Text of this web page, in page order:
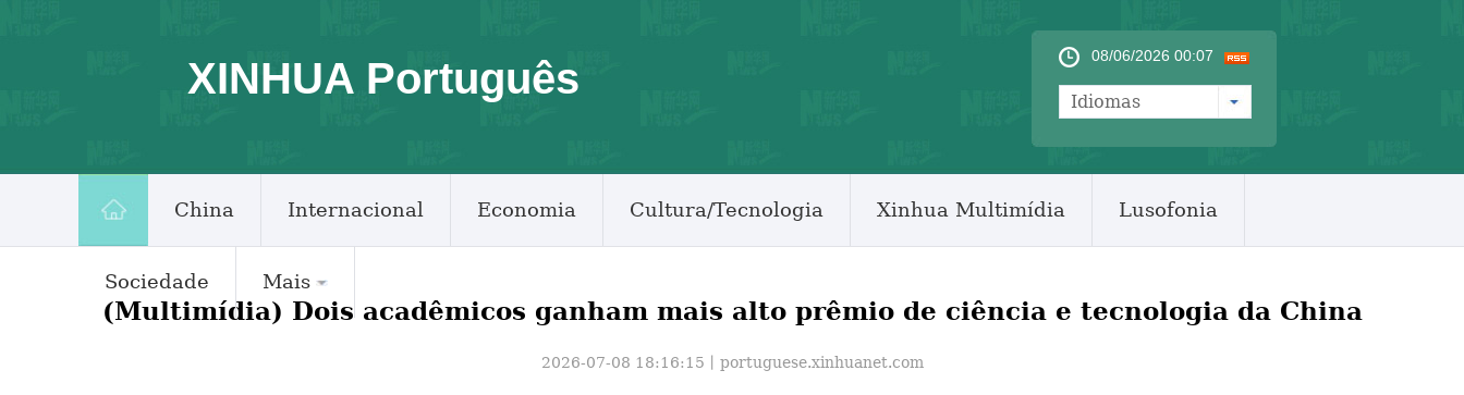
XINHUA Português 08/06/2026 00:07
Idiomas
China Internacional Economia Cultura/Tecnologia Xinhua Multimídia Lusofonia
Sociedade Mais
(Multimídia) Dois acadêmicos ganham mais alto prêmio de ciência e tecnologia da China
2026-07-08 18:16:15丨 portuguese.xinhuanet.com